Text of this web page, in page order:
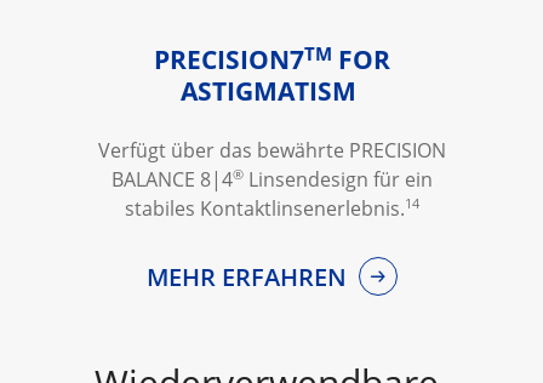
PRECISION7TM FOR
ASTIGMATISM
Verfügt über das bewährte PRECISION
BALANCE 8|4®Linsendesign für ein
stabiles Kontaktlinsenerlebnis.14
MEHR ERFAHREN